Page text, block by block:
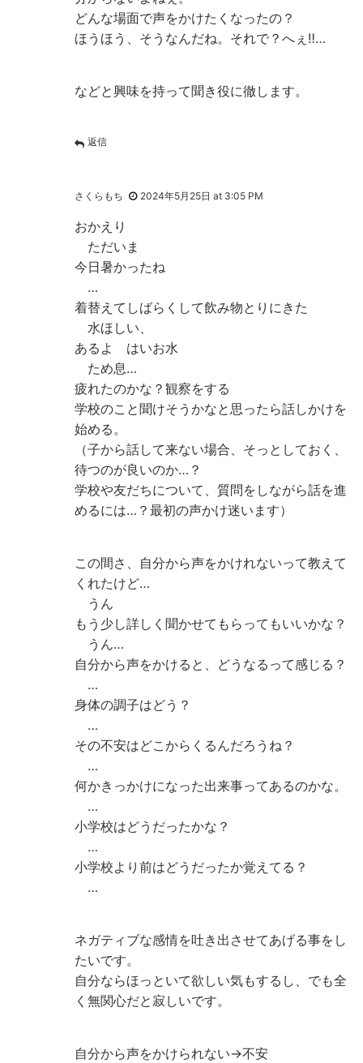
どんな場面で声をかけたくなったの？
ほうほう、そうなんだね。それで？へぇ‼︎…
などと興味を持って聞き役に徹します。
返信
さくらもち 2024年5月25日 at 3:05 PM
おかえり
ただいま
今日暑かったね
…
着替えてしばらくして飲み物とりにきた
水ほしい、
あるよ はいお水
ため息…
疲れたのかな？観察をする
学校のこと聞けそうかなと思ったら話しかけを
始める。
（子から話して来ない場合、そっとしておく、
待つのが良いのか…？
学校や友だちについて、質問をしながら話を進
めるには…？最初の声かけ迷います）
この間さ、自分から声をかけれないって教えて
くれたけど…
うん
もう少し詳しく聞かせてもらってもいいかな？
うん…
自分から声をかけると、どうなるって感じる？
…
身体の調子はどう？
…
その不安はどこからくるんだろうね？
…
何かきっかけになった出来事ってあるのかな。
…
小学校はどうだったかな？
…
小学校より前はどうだったか覚えてる？
…
ネガティブな感情を吐き出させてあげる事をし
たいです。
自分ならほっといて欲しい気もするし、でも全
く無関心だと寂しいです。
自分から声をかけられない→不安